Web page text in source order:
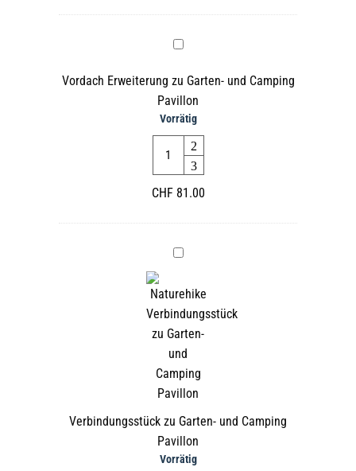
Vordach
zu
Garten-
und
Camping
Pavillon
Vordach Erweiterung zu Garten- und Camping
Pavillon
Vorrätig
Quantity
CHF81.00
Verbindungsstück
Garten-
und
Camping
Pavillon
Verbindungsstück zu Garten- und Camping
Pavillon
Vorrätig